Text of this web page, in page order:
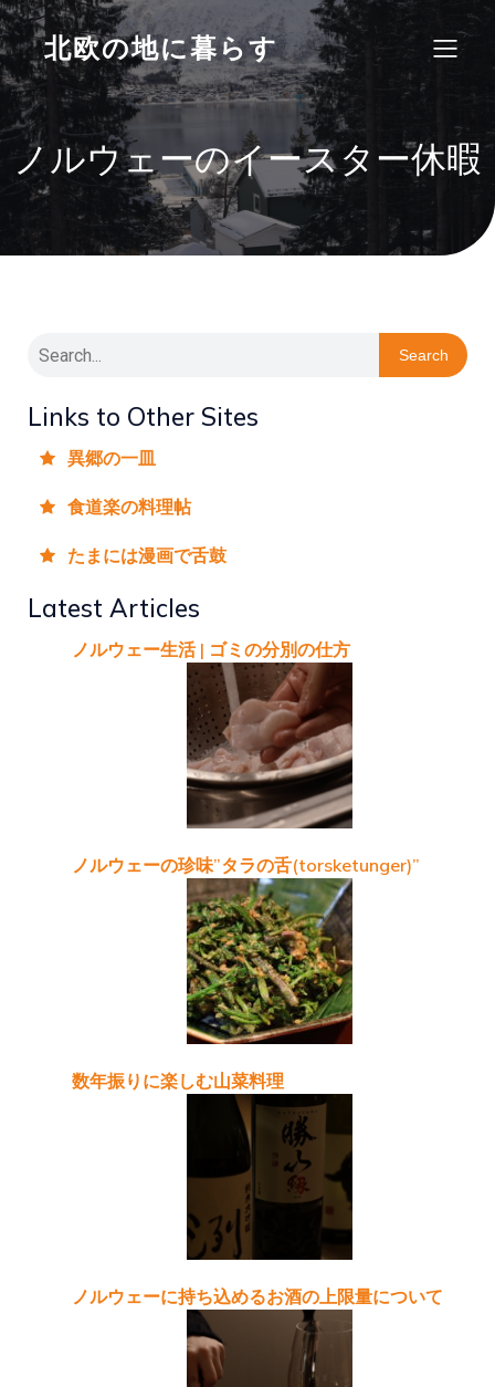
北欧の地に暮らす
ノルウェーのイースター休暇
Search
Links to Other Sites
異郷の一皿
食道楽の料理帖
たまには漫画で舌鼓
Latest Articles
ノルウェー生活 | ゴミの分別の仕方
ノルウェーの珍味”タラの舌(torsketunger)”
数年振りに楽しむ山菜料理
ノルウェーに持ち込めるお酒の上限量について